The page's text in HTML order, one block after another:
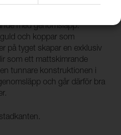
med genomsläpp.
och koppar som
på tyget skapar en exklusiv
som ett mattskimrande
tunnare konstruktionen i
och går därför bra